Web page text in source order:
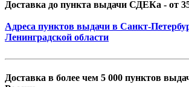
Доставка до пункта выдачи СДЕКа - от
Адреса пунктов выдачи в Санкт-
Ленинградской области
Доставка в более чем 5 000 пунктов